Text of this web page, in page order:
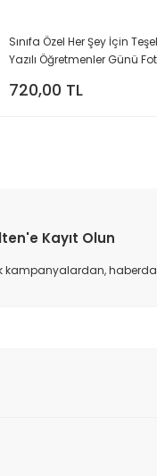
Sınıfa Özel Her Şey İçin
Yazılı Öğretmenler Günü
720,00 TL
Kayıt Olun
kampanyalardan,